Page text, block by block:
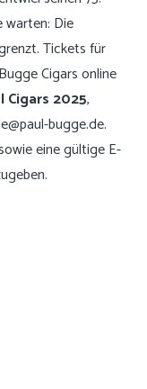
warten: Die
Tickets für
Cigarsonline
Cigars 2025,
bugge.de.
eine gültige E-